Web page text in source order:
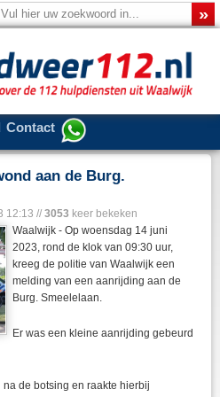
Contact
aan de Burg.
12:13 // 3053 keer bekeken
Waalwijk - Op woensdag 14 juni
2023, rond de klok van 09:30 uur,
kreeg de politie van Waalwijk een
melding van een aanrijding aan de
Burg. Smeelelaan.
Er was een kleine aanrijding gebeurd
na de botsing en raakte hierbij